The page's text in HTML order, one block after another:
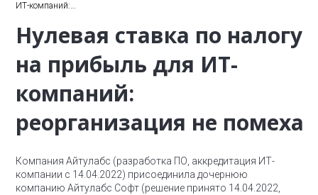
ИТ-компаний:…
Нулевая ставка по налогу
на прибыль для ИТ-
компаний:
реорганизация не помеха
Компания Айтулабс (разработка ПО, аккредитация ИТ-
компании с 14.04.2022) присоединила дочернюю
компанию Айтулабс Софт (решение принято 14.04.2022,